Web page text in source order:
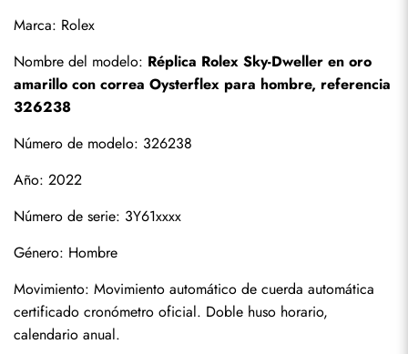
Marca: Rolex
Nombre del modelo: Réplica Rolex Sky-Dweller en oro
amarillo con correa Oysterflex para hombre, referencia
326238
Número de modelo: 326238
Año: 2022
Número de serie: 3Y61xxxx
Género: Hombre
Movimiento: Movimiento automático de cuerda automática
certificado cronómetro oficial. Doble huso horario,
calendario anual.